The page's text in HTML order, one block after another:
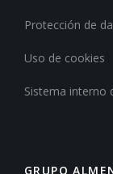
Protección de
Uso de cookies
Sistema interno
GRUPO